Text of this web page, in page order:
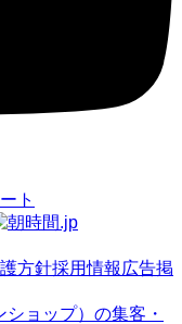
方針採用情報 広告掲
ョップ）の集客・